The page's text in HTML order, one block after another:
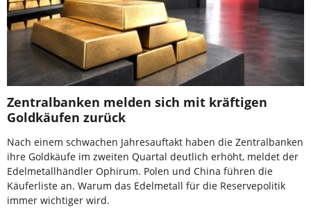
Zentralbanken melden sich mit kräftigen
Goldkäufen zurück
Nach einem schwachen Jahresauftakt haben die Zentralbanken
ihre Goldkäufe im zweiten Quartal deutlich erhöht, meldet der
Edelmetallhändler Ophirum. Polen und China führen die
Käuferliste an. Warum das Edelmetall für die Reservepolitik
immer wichtiger wird.